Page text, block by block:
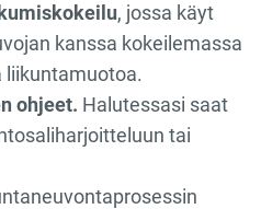
, jossa käyt
kanssa kokeilemassa
liikuntamuotoa.
ohjeet. Halutessasi saat
tai